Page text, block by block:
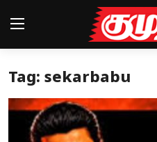
Home
Magazines
Tag: sekarbabu